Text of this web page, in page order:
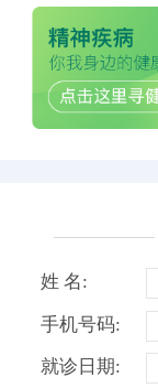
姓 名:
手机号码:
就诊日期: